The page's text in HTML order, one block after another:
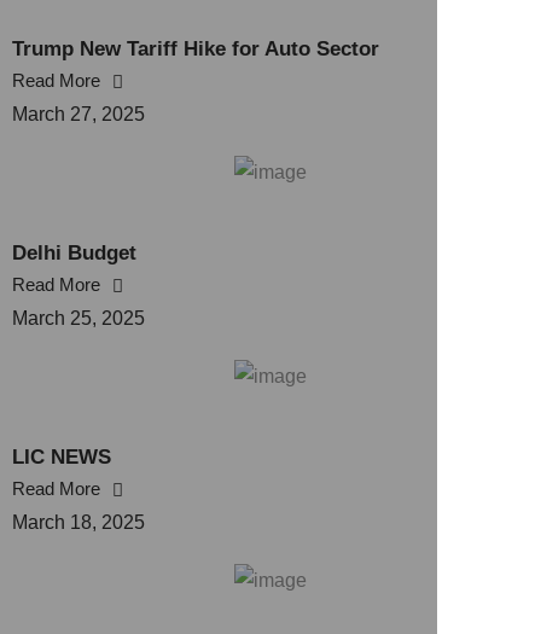
Trump New Tariff Hike for Auto Sector
Read More
March 27, 2025
Delhi Budget
Read More
March 25, 2025
LIC NEWS
Read More
March 18, 2025